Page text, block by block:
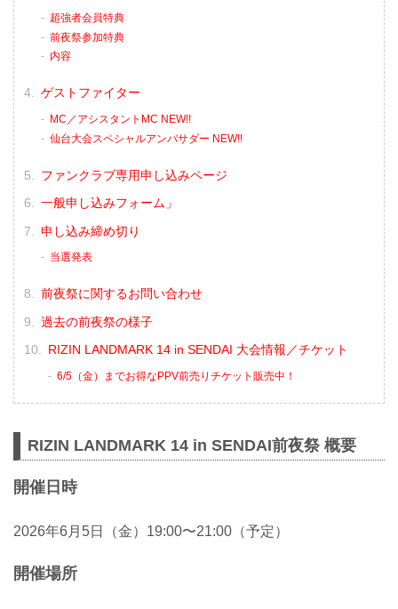
超強者会員特典
前夜祭参加特典
内容
ゲストファイター
MC／アシスタントMC NEW!!
仙台大会スペシャルアンバサダー NEW!!
ファンクラブ専用申し込みページ
一般申し込みフォーム」
申し込み締め切り
当選発表
前夜祭に関するお問い合わせ
過去の前夜祭の様子
RIZIN LANDMARK 14 in SENDAI 大会情報／チケット
6/5（金）までお得なPPV前売りチケット販売中！
RIZIN LANDMARK 14 in SENDAI前夜祭 概要
開催日時
2026年6月5日（金）19:00〜21:00（予定）
開催場所